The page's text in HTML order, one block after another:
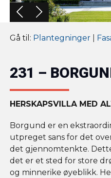
Gå til: Plantegninger
231 –
HERSKAPSVILLA MED
Borgund er en
utpreget sans for det
det gjennomtenkte.
det er et sted for store
og minnerike øyeblikk.